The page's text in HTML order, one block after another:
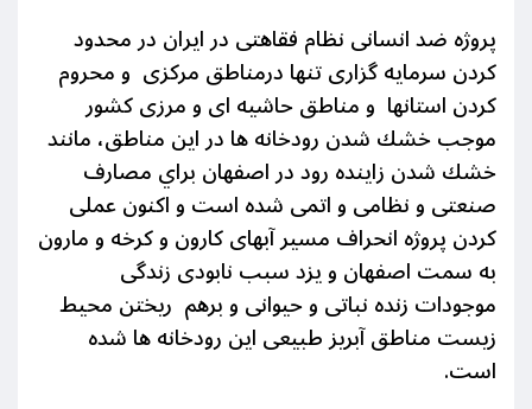
پروژه ضد انسانی نظام فقاهتی در ایران در محدود
كردن سرمايه گزاری تنها درمناطق مركزی و محروم
كردن استانها و مناطق حاشيه ای و مرزی كشور
موجب خشك شدن رودخانه ها در اين مناطق، مانند
خشك شدن زاينده رود در اصفهان براي مصارف
صنعتی و نظامی و اتمی شده است و اكنون عملی
کردن پروژه انحراف مسیر آبهای كارون و كرخه و مارون
به سمت اصفهان و یزد سبب نابودی زندگی
موجودات زنده نباتی و حیوانی و برهم ریختن محیط
زیست مناطق آبریز طبیعی این رودخانه ها شده
است.